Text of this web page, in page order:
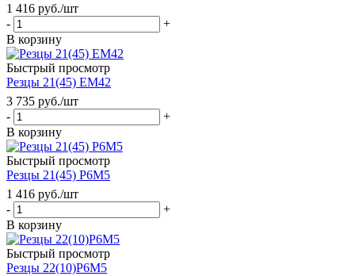
1 416 руб./шт
-
+
В корзину
Быстрый просмотр
Резцы 21(45) ЕМ42
3 735 руб./шт
-
+
В корзину
Быстрый просмотр
Резцы 21(45) Р6М5
1 416 руб./шт
-
+
В корзину
Быстрый просмотр
Резцы 22(10)Р6М5